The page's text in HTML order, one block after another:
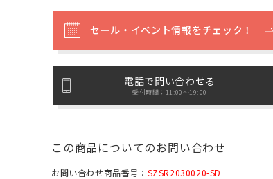
セール・イベント情報をチェック！
電話で問い合わせる
受付時間：11:00〜19:00
この商品についてのお問い合わせ
お問い合わせ商品番号： SZSR2030020-SD